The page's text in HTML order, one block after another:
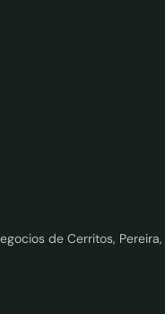
de Cerritos, Pereira,